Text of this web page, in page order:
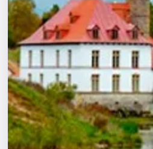
События
Города
Площадки
Артисты
Рейтинги